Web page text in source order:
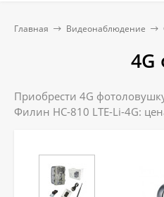
Главная Видеонаблюдение
4G
Приобрести 4G
Филин HC-810 LTE-Li-4G: